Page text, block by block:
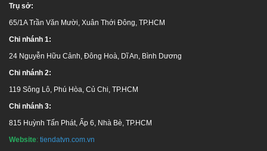
Trụ sở:
65/1A Trần Văn Mười, Xuân Thới Đông, TP.HCM
Chi nhánh 1:
24 Nguyễn Hữu Cảnh, Đông Hoà, Dĩ An, Bình Dương
Chi nhánh 2:
119 Sông Lô, Phú Hòa, Củ Chi, TP.HCM
Chi nhánh 3:
815 Huỳnh Tấn Phát, Ấp 6, Nhà Bè, TP.HCM
Website: tiendatvn.com.vn